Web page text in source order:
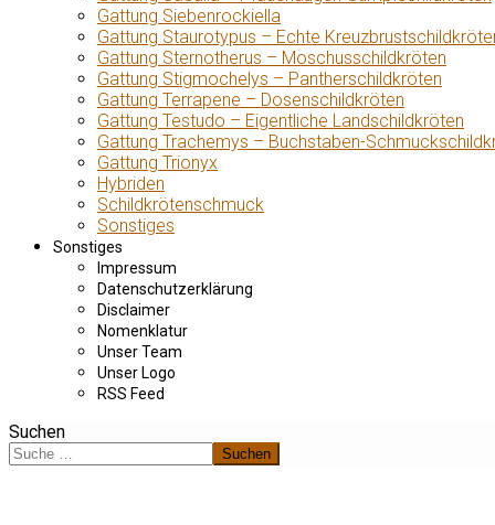
Gattung Siebenrockiella
Gattung Staurotypus – Echte
Gattung Sternotherus – Moschusschildkröten
Gattung Stigmochelys – Pantherschildkröten
Gattung Terrapene – Dosenschildkröten
Gattung Testudo – Eigentliche Landschildkröten
Gattung Trachemys – Buchstaben-
Gattung Trionyx
Hybriden
Schildkrötenschmuck
Sonstiges
Sonstiges
Impressum
Datenschutzerklärung
Disclaimer
Nomenklatur
Unser Team
Unser Logo
RSS Feed
Suchen
Suchen